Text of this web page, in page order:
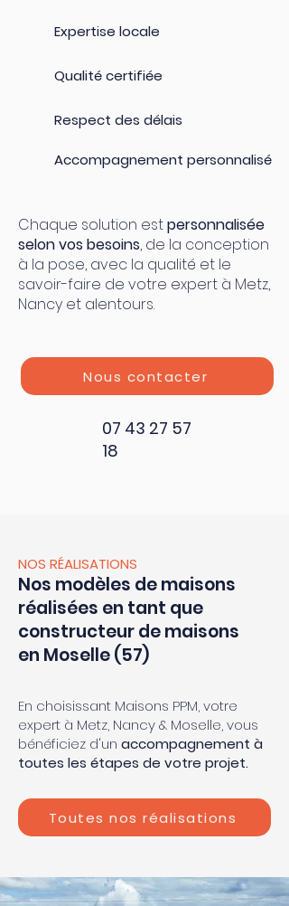
Expertise locale
Qualité certifiée
Respect des délais
Accompagnement personnalisé
Chaque solution estpersonnalisée
selon vos besoins, de la conception
à la pose, avec la qualité et le
savoir-faire de votre expert à Metz,
Nancy et alentours.
Nous contacter
07 43 27 57
18
NOS RÉALISATIONS
Nos modèles de maisons
réalisées en tant que
constructeur de maisons
en Moselle (57)
En choisissant Maisons PPM, votre
expert à Metz, Nancy & Moselle, vous
bénéficiez d'un accompagnement à
toutes les étapes de votre projet.
Toutes nos réalisations